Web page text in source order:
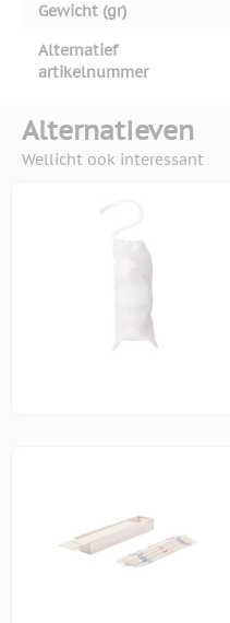
Gewicht (gr)
Alternatief
artikelnummer
Alternatieven
Wellicht ook interessant